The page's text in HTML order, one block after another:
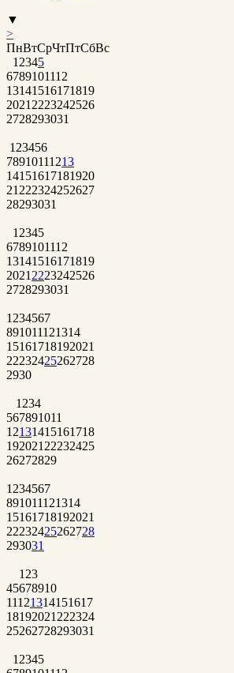
▼
>
ПнВтСрЧтПтСбВс
1 2345
6789101112
13141516171819
2021 2223242526
2728293031
1 23456
78910111213
14151617181920
21 222324252627
28293031
1 2345
6789101112
13141516171819
2021 2223242526
2728293031
1 234567
891011121314
15161718192021
22232425262728
2930
1 234
567891011
12131415161718
192021 22232425
26272829
1 234567
891011121314
15161718192021
22232425262728
293031
1 23
45678910
11121314151617
18192021 222324
25262728293031
1 2345